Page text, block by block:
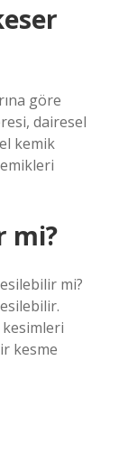
göre
dairesel
kemik
mi?
mi?
kesme